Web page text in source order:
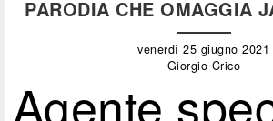
PARODIA CHE OMAGGIA
venerdì 25 giugno 2021
Giorgio Crico
Agente